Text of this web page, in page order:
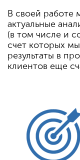
В своей работе
актуальные
(в том числе и
счет которых
результаты в
клиентов еще